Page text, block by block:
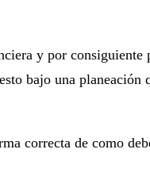
y por consiguiente
bajo una planeación
correcta de como